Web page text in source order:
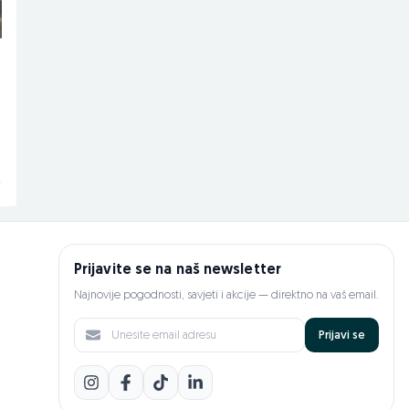
Prijavite se na naš newsletter
Najnovije pogodnosti, savjeti i akcije — direktno na vaš email.
Prijavi se